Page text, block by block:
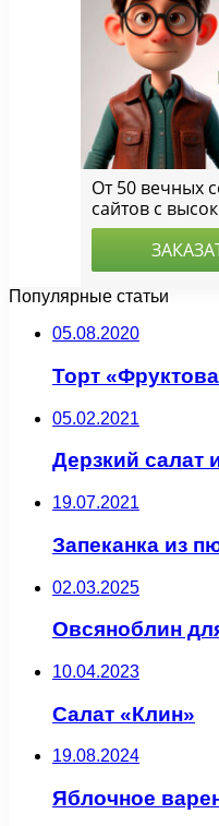
Популярные статьи
05.08.2020
Торт
05.02.2021
Дерзкий салат
19.07.2021
Запеканка из
02.03.2025
Овсяноблин
10.04.2023
Салат «Клин»
19.08.2024
Яблочное